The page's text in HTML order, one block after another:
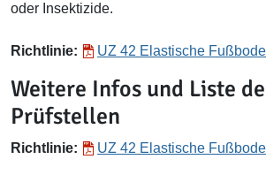
oder Insektizide.
Richtlinie: UZ 42 Elastische
Weitere Infos und Liste
Prüfstellen
Richtlinie: UZ 42 Elastische